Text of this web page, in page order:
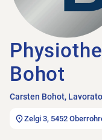
Bohot
Carsten Bohot,
Zelgi 3, 5452